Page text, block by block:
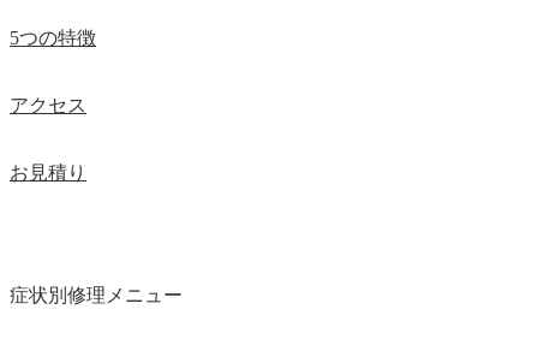
5つの特徴
アクセス
お見積り
症状別修理メニュー